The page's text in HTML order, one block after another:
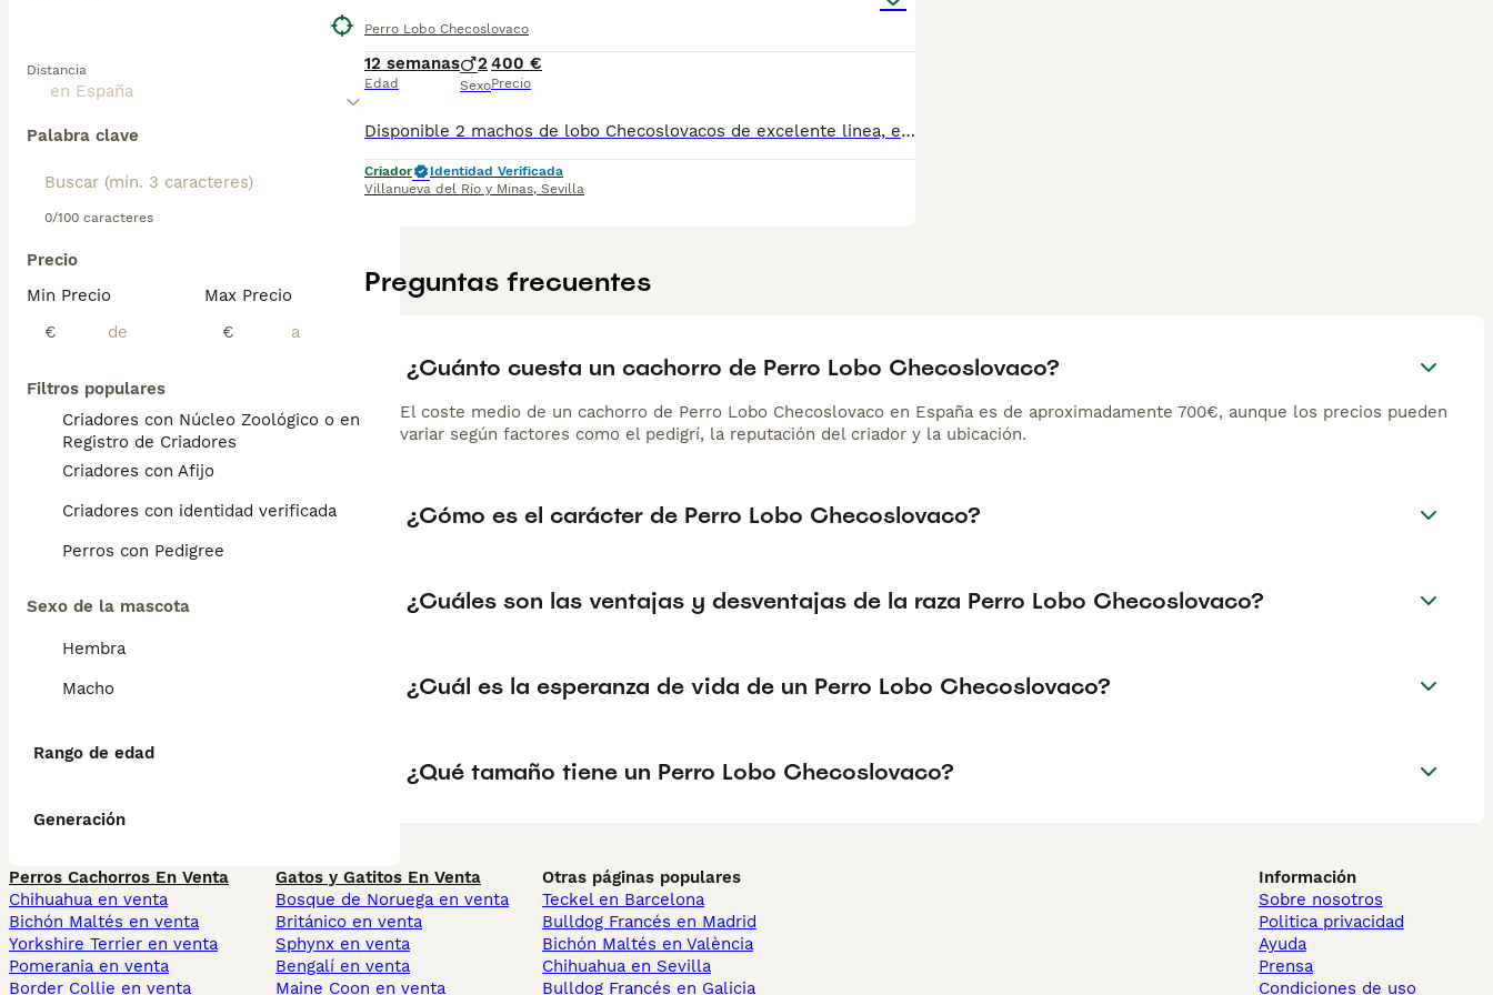
Distancia
Palabra clave
0/100 caracteres
Precio
Min Precio
€
Max Precio
€
Filtros populares
Criadores con Núcleo Zoológico o en el
Registro de Criadores
Criadores con Afijo
Criadores con identidad verificada
Perros con Pedigree
Sexo de la mascota
Hembra
Macho
Rango de edad
Generación
Perro Lobo Checoslovaco
12 semanas
Edad
2
Sexo
400 €
Precio
Disponible 2 machos de lobo Checoslovacos de excelente linea, están listos para la entrega, hay disponibilidad por la zona de Andalucía, van con su vacuna y su cartilla, más información al privado!!
Criador
Identidad Verificada
Villanueva del Río y Minas, Sevilla
Preguntas frecuentes
¿Cuánto cuesta un cachorro de Perro Lobo Checoslovaco?
El coste medio de un cachorro de Perro Lobo Checoslovaco en España es de aproximadamente 700€, aunque los precios pueden
variar según factores como el pedigrí, la reputación del criador y la ubicación.
¿Cómo es el carácter de Perro Lobo Checoslovaco?
¿Cuáles son las ventajas y desventajas de la raza Perro Lobo Checoslovaco?
¿Cuál es la esperanza de vida de un Perro Lobo Checoslovaco?
¿Qué tamaño tiene un Perro Lobo Checoslovaco?
Perros Cachorros En Venta
Chihuahua en venta
Bichón Maltés en venta
Yorkshire Terrier en venta
Pomerania en venta
Border Collie en venta
Gatos y Gatitos En Venta
Bosque de Noruega en venta
Británico en venta
Sphynx en venta
Bengalí en venta
Maine Coon en venta
Otras páginas populares
Teckel en Barcelona
Bulldog Francés en Madrid
Bichón Maltés en València
Chihuahua en Sevilla
Bulldog Francés en Galicia
Información
Sobre nosotros
Politica privacidad
Ayuda
Prensa
Condiciones de uso